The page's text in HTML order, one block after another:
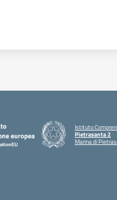
Istituto
Pietrasanta 2
Marina di